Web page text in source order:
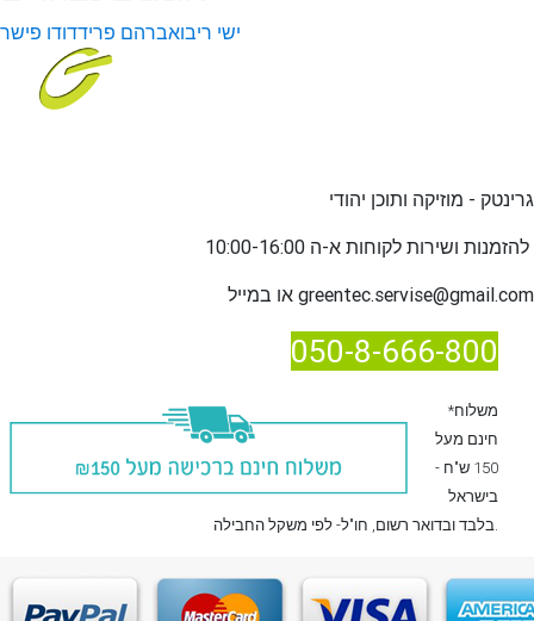
ישי ריבואברהם פרידדודו פישר
גרינטק - מוזיקה ותוכן יהודי
להזמנות ו
greentec.servise@gmail.com
050-8-666-800
*משלוח
חינם מעל
150 ש"ח -
בישראל
בלבדובדואר רשום , חו"ל- לפי משקל החבילה.